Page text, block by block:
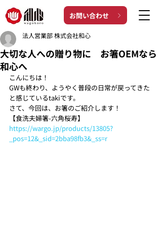
お問い合わせ
大切な人への贈り物に お箸OEMなら
和心へ
法人営業部 株式会社和心
こんにちは！
GWも終わり、ようやく普段の日常が戻ってきた
と感じているtakiです。
さて、今回は、お箸のご紹介します！
【食洗夫婦箸-六角桜寿】
https://wargo.jp/products/13805?
_pos=12&_sid=2bba98fb3&_ss=r